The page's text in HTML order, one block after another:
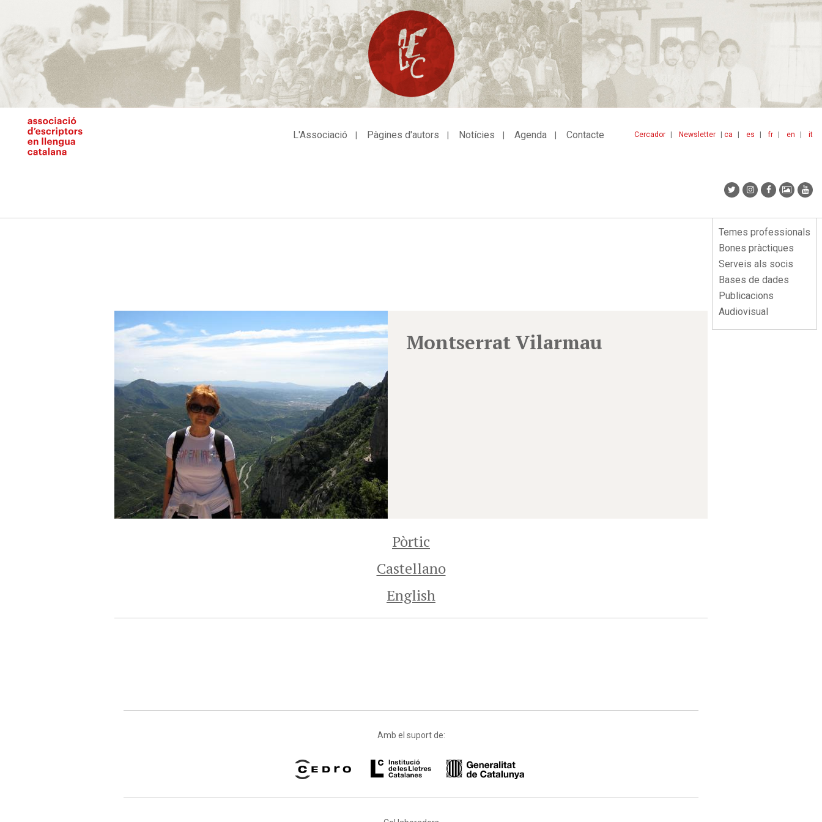
contingut
ca es fr en it
Cercador Newsletter
L'Associació Pàgines d'autors Notícies Agenda Contacte
Menu
lateral
Temes professionals
Bones pràctiques
Serveis als socis
Bases de dades
Publicacions
Audiovisual
Montserrat Vilarmau
Pòrtic
Castellano
English
Amb el suport de: